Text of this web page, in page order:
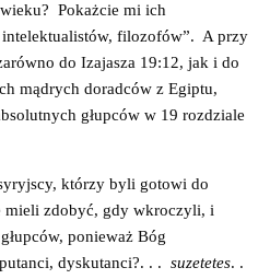
Pokażcie mi ich
filozofów”. A przy
do Izajasza 19:12, jak i do
mądrych doradców z Egiptu,
głupców w 19 rozdziale
którzy byli gotowi do
mieli zdobyć, gdy wkroczyli, i
ponieważ Bóg
dyskutanci?. . . suzetetes. .